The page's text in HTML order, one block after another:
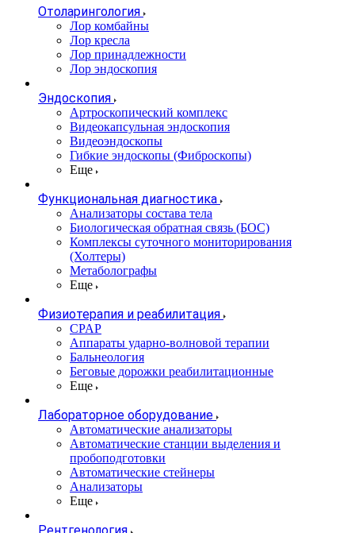
Отоларингология
Лор комбайны
Лор кресла
Лор принадлежности
Лор эндоскопия
Эндоскопия
Артроскопический комплекс
Видеокапсульная эндоскопия
Видеоэндоскопы
Гибкие эндоскопы (Фиброcкопы)
Еще
Функциональная диагностика
Анализаторы состава тела
Биологическая обратная связь (БОС)
Комплексы суточного мониторирования
(Холтеры)
Метаболографы
Еще
Физиотерапия и реабилитация
CPAP
Аппараты ударно-волновой терапии
Бальнеология
Беговые дорожки реабилитационные
Еще
Лабораторное оборудование
Автоматические анализаторы
Автоматические станции выделения и
пробоподготовки
Автоматические стейнеры
Анализаторы
Еще